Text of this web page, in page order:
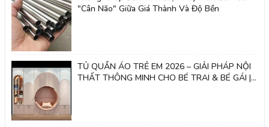
"Cân Não" Giữa Giá Thành Và Độ Bền
TỦ QUẦN ÁO TRẺ EM 2026 – GIẢI PHÁP NỘI
THẤT THÔNG MINH CHO BÉ TRAI & BÉ GÁI |